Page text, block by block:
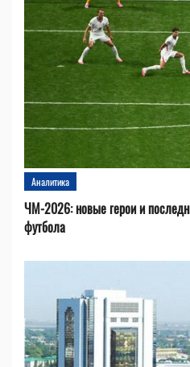
Аналитика
ЧМ-2026: новые герои и
футбола